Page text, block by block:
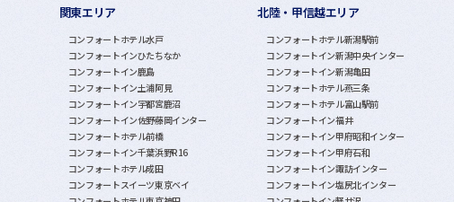
関東エリア
コンフォートホテル水戸
コンフォートインひたちなか
コンフォートイン鹿島
コンフォートイン土浦阿見
コンフォートイン宇都宮鹿沼
コンフォートイン佐野藤岡インター
コンフォートホテル前橋
コンフォートイン千葉浜野R16
コンフォートホテル成田
コンフォートスイーツ東京ベイ
北陸・甲信越エリア
コンフォートホテル新潟駅前
コンフォートイン新潟中央インター
コンフォートイン新潟亀田
コンフォートホテル燕三条
コンフォートホテル富山駅前
コンフォートイン福井
コンフォートイン甲府昭和インター
コンフォートイン甲府石和
コンフォートイン諏訪インター
コンフォートイン塩尻北インター